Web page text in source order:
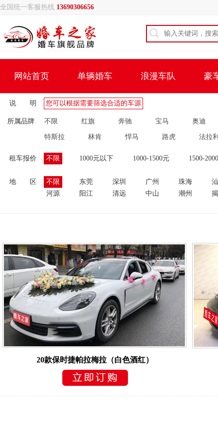
全国统一客服热线 13690306656
网站首页 单辆婚车 浪漫车队 豪
说 明 您可以根据需要筛选合适的车源
所属品牌 不限 红旗 奔驰 宝马 奥迪
特斯拉 林肯 悍马 路虎 法拉
租车报价 不限 1000元以下 1000-1500元 1500-
地 区 不限 东莞 深圳 广州 珠海
河源
阳江 清远 中山 潮州
20款保时捷帕拉梅拉（白色酒红）